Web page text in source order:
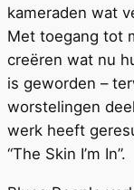
kameraden wat
Met toegang tot
creëren wat nu
is geworden –
worstelingen
werk heeft
“The Skin I’m In”.